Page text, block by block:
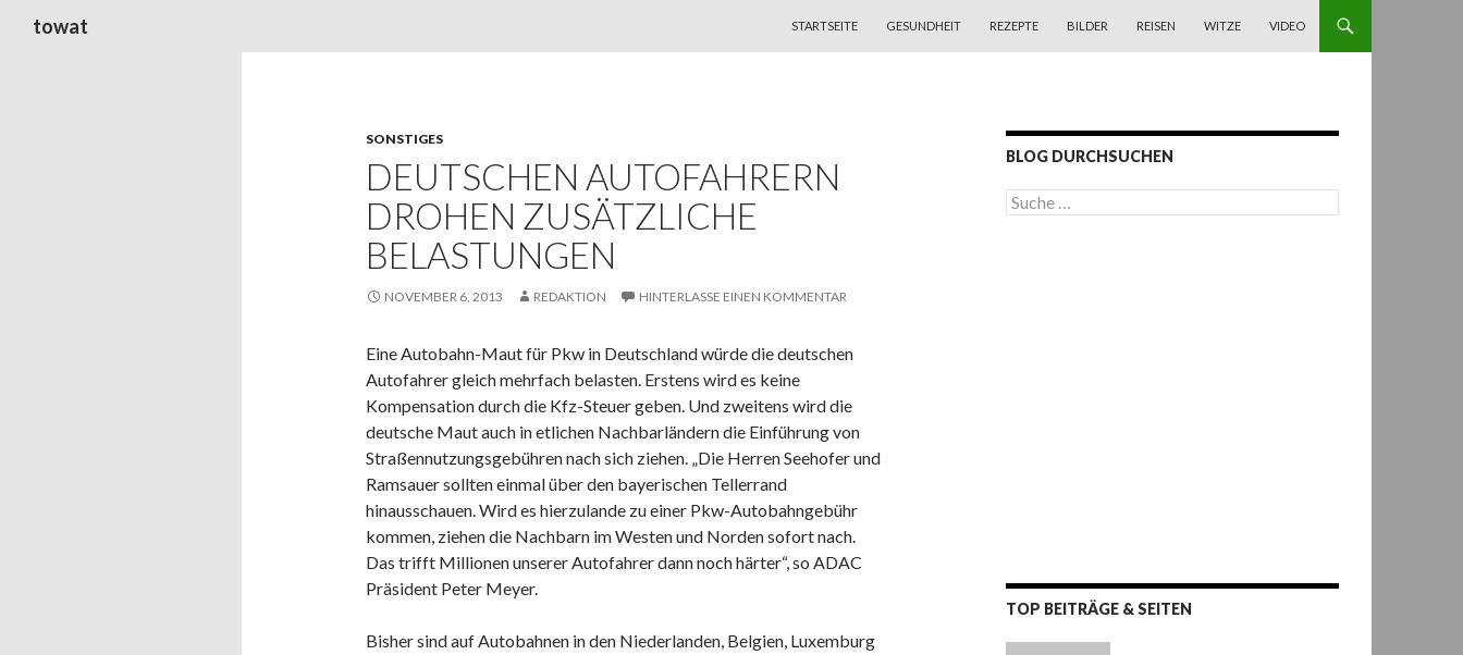
towat
STARTSEITE
GESUNDHEIT REZEPTE BILDER REISEN WITZE VIDEO
SONSTIGES
DEUTSCHEN AUTOFAHRERN
DROHEN ZUSÄTZLICHE
BELASTUNGEN
NOVEMBER 6, 2013 REDAKTION HINTERLASSE EINEN KOMMENTAR
Eine Autobahn-Maut für Pkw in Deutschland würde die deutschen
Autofahrer gleich mehrfach belasten. Erstens wird es keine
Kompensation durch die Kfz-Steuer geben. Und zweitens wird die
deutsche Maut auch in etlichen Nachbarländern die Einführung von
Straßennutzungsgebühren nach sich ziehen. „Die Herren Seehofer und
Ramsauer sollten einmal über den bayerischen Tellerrand
hinausschauen. Wird es hierzulande zu einer Pkw-Autobahngebühr
kommen, ziehen die Nachbarn im Westen und Norden sofort nach.
Das trifft Millionen unserer Autofahrer dann noch härter“, so ADAC
Präsident Peter Meyer.
Bisher sind auf Autobahnen in den Niederlanden, Belgien, Luxemburg
BLOG DURCHSUCHEN
S
u
TOP BEITRÄGE & SEITEN